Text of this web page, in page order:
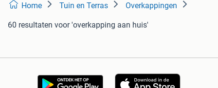
Home Tuin en Terras Overkappingen
60 resultaten voor 'overkapping aan huis'